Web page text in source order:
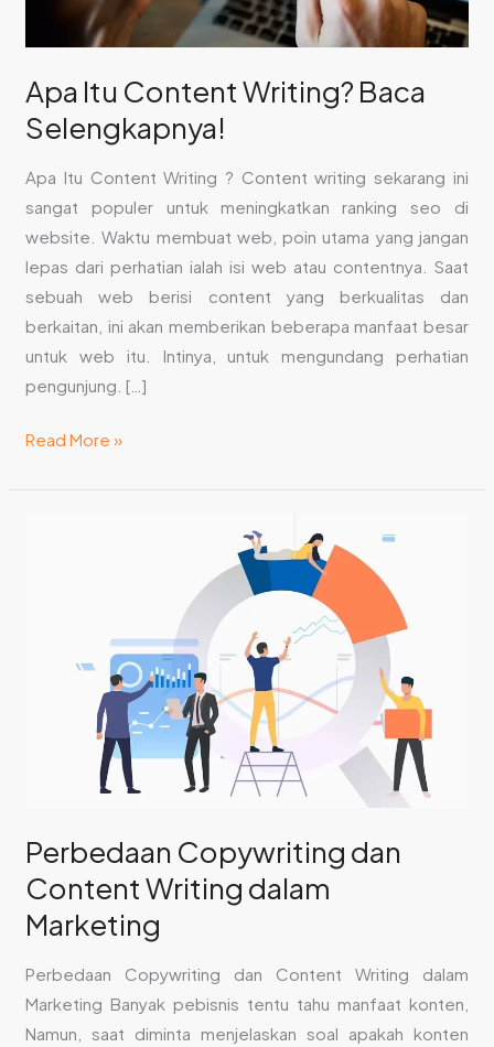
Apa Itu Content Writing? Baca
Selengkapnya!
Apa Itu Content Writing ? Content writing sekarang ini
sangat populer untuk meningkatkan ranking seo di
website. Waktu membuat web, poin utama yang jangan
lepas dari perhatian ialah isi web atau contentnya. Saat
sebuah web berisi content yang berkualitas dan
berkaitan, ini akan memberikan beberapa manfaat besar
untuk web itu. Intinya, untuk mengundang perhatian
pengunjung. […]
Read More »
Perbedaan Copywriting dan
Content Writing dalam
Marketing
Perbedaan Copywriting dan Content Writing dalam
Marketing Banyak pebisnis tentu tahu manfaat konten,
Namun, saat diminta menjelaskan soal apakah konten
Marketing